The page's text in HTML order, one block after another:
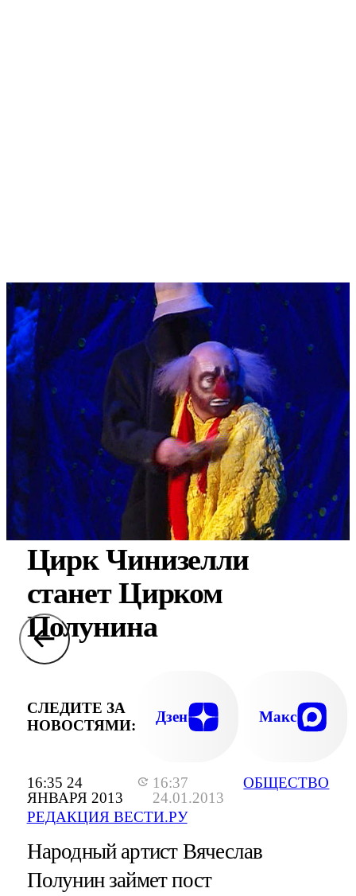
16:35 24
ЯНВАРЯ 2013
16:37
24.01.2013
РЕДАКЦИЯ ВЕСТИ.РУ
ОБЩЕСТВО
Цирк Чинизелли
станет Цирком
Полунина
СЛЕДИТЕ ЗА
НОВОСТЯМИ:
Дзен Макс
Народный артист Вячеслав
Полунин займет пост